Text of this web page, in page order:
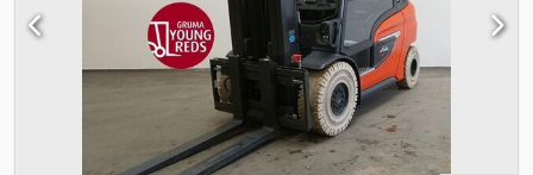
+ voorruit, dak- en achterruit + rechterdeur - Gepantserd glazen
dak - Bouwhoogte met bestuurderbeschermdak: 2222 mm -
Verwarming - Flessenhouder - 2 x LED werklampen voor -
Zwaailicht - Waarschuwingssignaal bij achteruitrijden -
Achterspot: BlueSpot - Snelheidsbegrenzing: 20 km/u -
Verhoogde stofbescherming - Drukaccu - Toegangscontrole:
contactsleutel - Standaard bestuurdersstoel (kunstleder) -